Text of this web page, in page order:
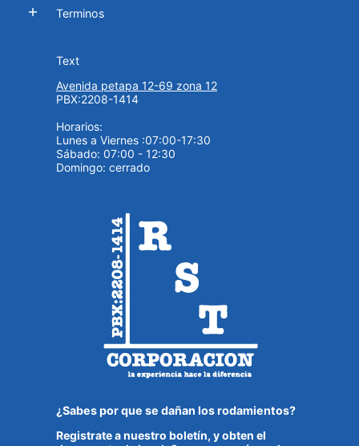
Terminos
Text
Avenida petapa 12-69 zona 12
PBX:2208-1414
Horarios:
Lunes a Viernes :07:00-17:30
Sábado: 07:00 - 12:30
Domingo: cerrado
¿Sabes por que se dañan los rodamientos?
Registrate a nuestro boletín, y obten el